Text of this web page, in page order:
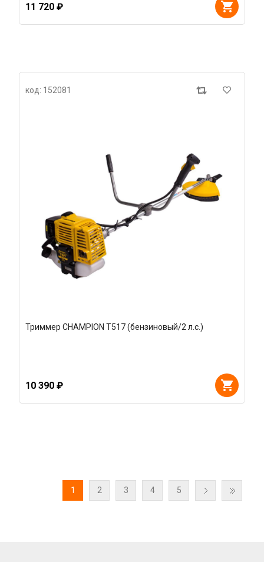
11 720 ₽
код: 152081
Триммер CHAMPION Т517 (бензиновый/2 л.с.)
10 390 ₽
1 2 3 4 5